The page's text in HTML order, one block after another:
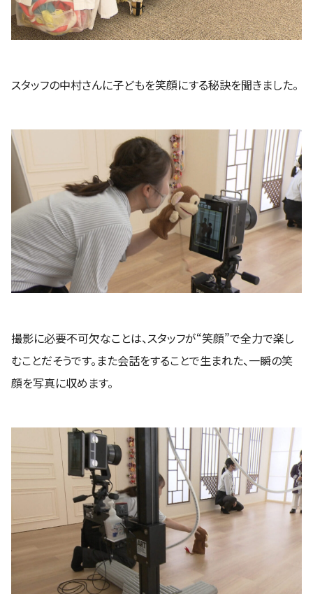
スタッフの中村さんに子どもを笑顔にする秘訣を聞きました。
撮影に必要不可欠なことは、スタッフが“笑顔”で全力で楽し
むことだそうです。また会話をすることで生まれた、一瞬の笑
顔を写真に収めます。